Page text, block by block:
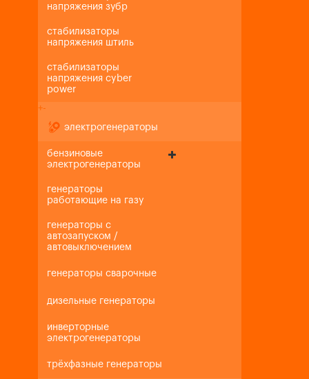
напряжения зубр
стабилизаторы
напряжения штиль
стабилизаторы
напряжения cyber
power
+-
электрогенераторы
бензиновые
электрогенераторы
генераторы
работающие на газу
генераторы с
автозапуском /
автовыключением
генераторы сварочные
дизельные генераторы
инверторные
электрогенераторы
трёхфазные генераторы